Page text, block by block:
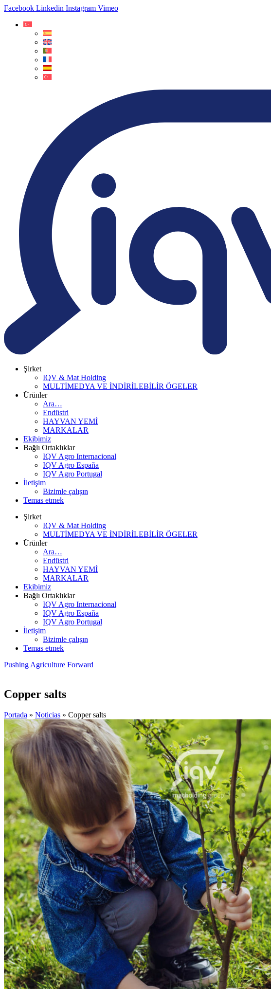
Facebook Linkedin Instagram Vimeo
Şirket
IQV & Mat Holding
MULTİMEDYA VE İNDİRİLEBİLİR ÖGELER
Ürünler
Ara…
Endüstri
HAYVAN YEMİ
MARKALAR
Ekibimiz
Bağlı Ortaklıklar
IQV Agro Internacional
IQV Agro España
IQV Agro Portugal
İletişim
Bizimle çalışın
Temas etmek
Şirket
IQV & Mat Holding
MULTİMEDYA VE İNDİRİLEBİLİR ÖGELER
Ürünler
Ara…
Endüstri
HAYVAN YEMİ
MARKALAR
Ekibimiz
Bağlı Ortaklıklar
IQV Agro Internacional
IQV Agro España
IQV Agro Portugal
İletişim
Bizimle çalışın
Temas etmek
Pushing Agriculture Forward
Copper salts
Portada » Noticias » Copper salts